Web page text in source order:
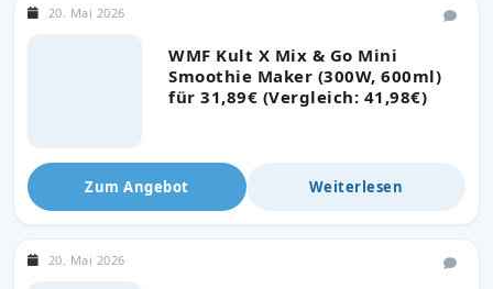
WMF Kult X Mix & Go Mini
Smoothie Maker (300W, 600ml)
für 31,89€ (Vergleich: 41,98€)
20. Mai 2026
Zum Angebot Weiterlesen
20. Mai 2026